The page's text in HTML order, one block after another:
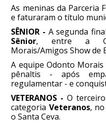
As meninas da Parceria
e faturaram o título
SÊNIOR - A segunda
Sênior, entre a
Morais/Amigos Show de
A equipe Odonto
pênaltis - após
regulamentar - e
VETERANOS - O
categoria Veteranos,
o Santa Ceva.